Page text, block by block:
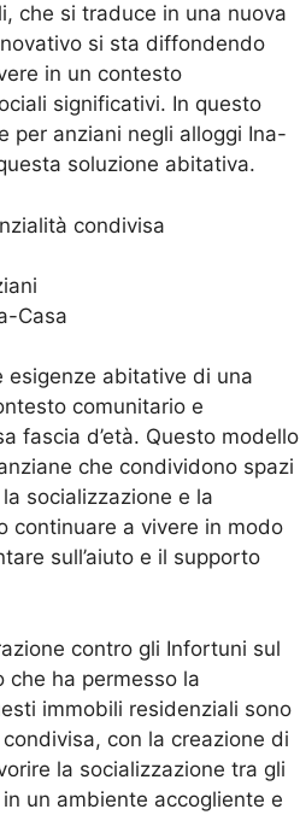
che si traduce in una nuova
si sta diffondendo
in un contesto
significativi. In questo
per anziani negli alloggi Ina-
soluzione abitativa.
condivisa
Casa
esigenze abitative di una
comunitario e
fascia d’età. Questo modello
che condividono spazi
socializzazione e la
continuare a vivere in modo
sull’aiuto e il supporto
contro gli Infortuni sul
che ha permesso la
immobili residenziali sono
con la creazione di
la socializzazione tra gli
un ambiente accogliente e